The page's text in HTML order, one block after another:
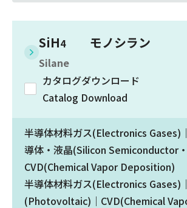
SiH4モノシラン
Silane
カタログダウンロード
Catalog Download
半導体材料ガス(Electronics Gases)
導体・液晶(Silicon Semiconductor・
CVD(Chemical Vapor Deposition)
半導体材料ガス(Electronics Gases)
(Photovoltaic)｜CVD(Chemical